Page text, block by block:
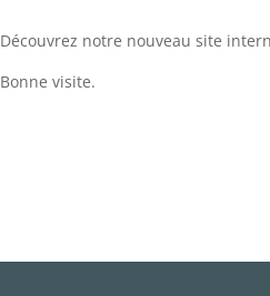
Découvrez notre nouveau site
Bonne visite.